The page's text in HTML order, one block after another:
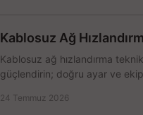
Kablosuz Ağ
Kablosuz ağ hızlandırma
güçlendirin; doğru ayar ve
24 Temmuz 2026